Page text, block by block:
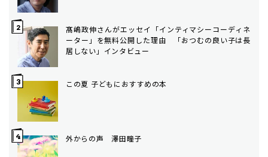
髙嶋政伸さんがエッセイ「インティマシーコーディネ
ーター」を無料公開した理由 「おつむの良い子は長
居しない」インタビュー
この夏 子どもにおすすめの本
外からの声 澤田瞳子